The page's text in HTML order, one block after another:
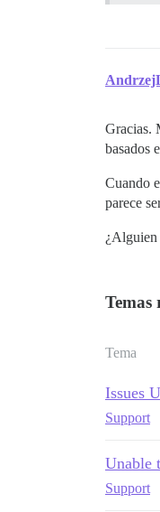
Gracias.
basados
Cuando
parece
¿Alguien
Temas
Tema
Issues
Support
Unable
Support